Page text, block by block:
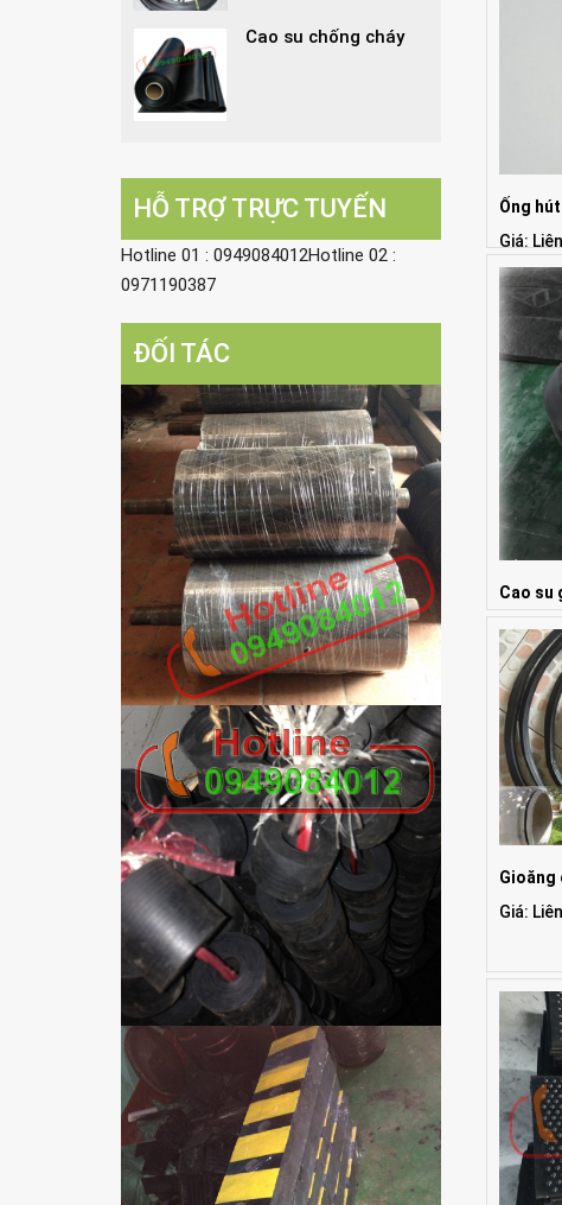
Ống
Giá:
Cao su
Giá:
Gioăng
Giá:
Cao su chống cháy
HỖ TRỢ TRỰC TUYẾN
Hotline 01 : 0949084012Hotline 02 :
0971190387
ĐỐI TÁC